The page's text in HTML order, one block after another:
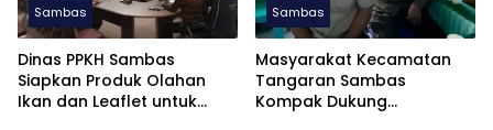
Sambas
Dinas PPKH Sambas
Siapkan Produk Olahan
Ikan dan Leaflet untuk
Sambas
Masyarakat Kecamatan
Tangaran Sambas
Kompak Dukung